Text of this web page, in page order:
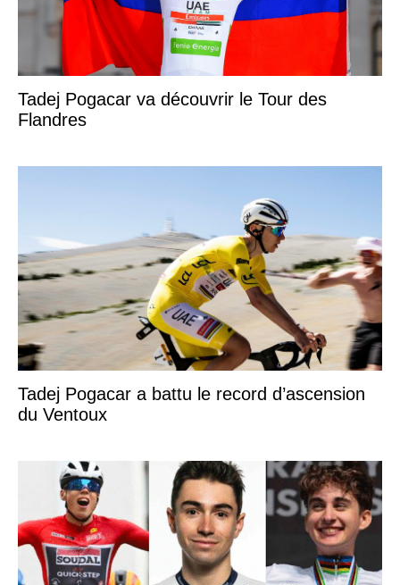
Tadej Pogacar va découvrir le Tour des
Flandres
Tadej Pogacar a battu le record d’ascension
du Ventoux